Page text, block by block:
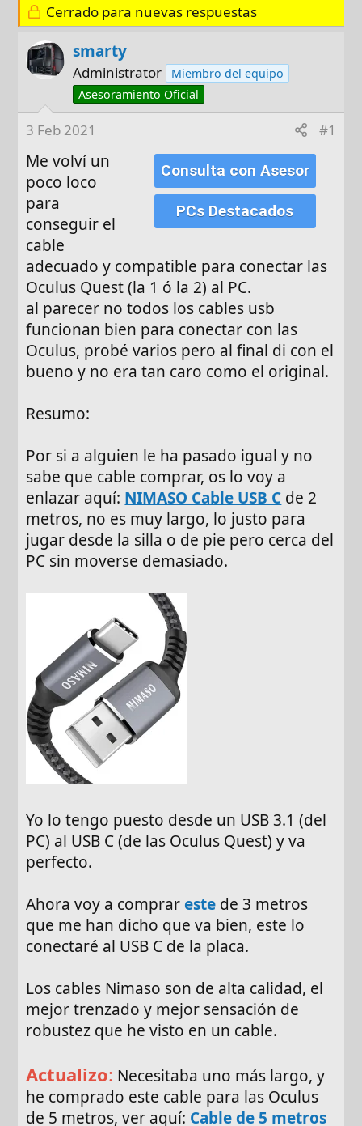
t
r
c
a
d
e
i
i
Cerrado para nuevas respuestas
smarty
Administrator
Miembro del equipo
Asesoramiento Oficial
3 Feb 2021 #1
Consulta con Asesor
PCs Destacados
Me volví un
poco loco
para
conseguir el
cable
adecuado y compatible para conectar las
Oculus Quest (la 1 ó la 2) al PC.
al parecer no todos los cables usb
funcionan bien para conectar con las
Oculus, probé varios pero al final di con el
bueno y no era tan caro como el original.
Resumo:
Por si a alguien le ha pasado igual y no
sabe que cable comprar, os lo voy a
enlazar aquí: NIMASO Cable USB C de 2
metros, no es muy largo, lo justo para
jugar desde la silla o de pie pero cerca del
PC sin moverse demasiado.
Yo lo tengo puesto desde un USB 3.1 (del
PC) al USB C (de las Oculus Quest) y va
perfecto.
Ahora voy a comprareste de 3 metros
que me han dicho que va bien, este lo
conectaré al USB C de la placa.
Los cables Nimaso son de alta calidad, el
mejor trenzado y mejor sensación de
robustez que he visto en un cable.
Actualizo: Necesitaba uno más largo, y
he comprado este cable para las Oculus
de 5 metros, ver aquí: Cable de 5 metros